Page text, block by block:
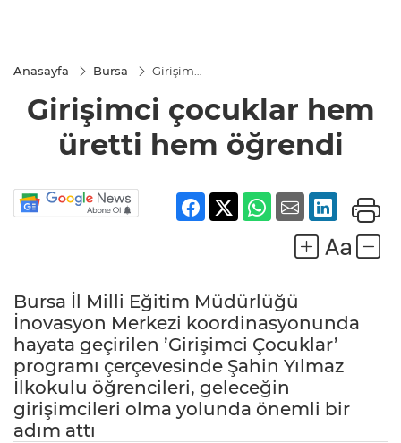
Anasayfa Bursa
Girişimci
hem
üretti
hem
öğrendi
Girişimci çocuklar hem
üretti hem öğrendi
Bursa İl Milli Eğitim Müdürlüğü
İnovasyon Merkezi koordinasyonunda
hayata geçirilen ’Girişimci Çocuklar’
programı çerçevesinde Şahin Yılmaz
İlkokulu öğrencileri, geleceğin
girişimcileri olma yolunda önemli bir
adım attı